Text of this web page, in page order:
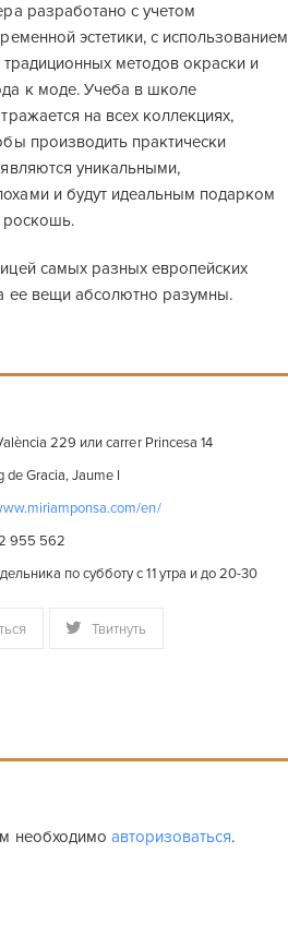
разработано с учетом
эстетики, с использованием
традиционных методов окраски и
к моде. Учеба в школе
на всех коллекциях,
производить практически
уникальными,
и будут идеальным подарком
роскошь.
самых разных европейских
ее вещи абсолютно разумны.
229 или carrer Princesa 14
de Gracia, Jaume I
en/
955 562
по субботу с 11 утра и до 20-30
Твитнуть
необходимо авторизоваться.